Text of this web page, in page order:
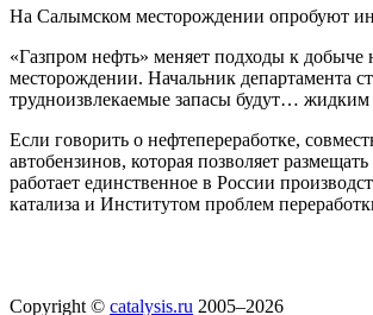
На Салымском месторождении опробуют
«Газпром нефть» меняет подходы к
месторождении. Начальник департамента
трудноизвлекаемые запасы будут…
Если говорить о нефтепереработке,
автобензинов, которая позволяет
работает единственное в России
катализа и Институтом проблем
Copyright © catalysis.ru 2005–2026